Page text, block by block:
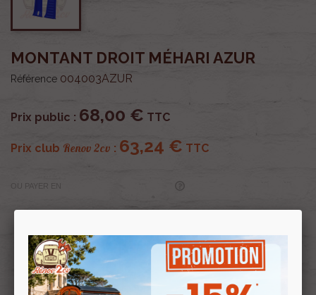
MONTANT DROIT MÉHARI AZUR
Référence 004003AZUR
Prix public : 68,00 € TTC
Prix club Renov 2cv : 63,24 € TTC
Profitez de prix remisés
avec la Carte clubRenov 2cv
Souscrire